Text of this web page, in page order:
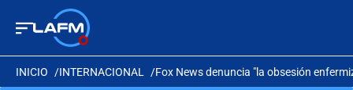
INICIO INTERNACIONAL Fox News denuncia "la obsesión